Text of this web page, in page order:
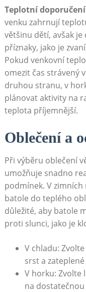
Teplotní doporučení
venku zahrnují
většinu dětí, avšak
příznaky, jako je
Pokud venkovní
omezit čas strávený
druhou stranu, v
plánovat aktivity na
teplota příjemnější.
Oblečení a
Při výběru oblečení
umožňuje snadno
podmínek. V
batole do teplého
důležité, aby batole
proti slunci, jako je
V chladu:
srst a
V horku: Zvolte
na